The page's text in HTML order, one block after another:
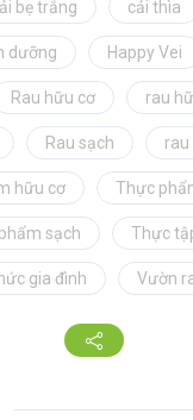
bẹ trắng cải thìa
dưỡng Happy Vei
Rau hữu cơ rau
Rau sạch rau
hữu cơ Thực
sạch Thực
gia đình Vườn